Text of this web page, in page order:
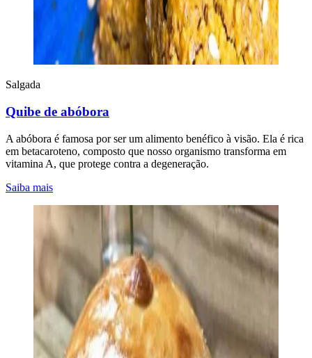
Salgada
Quibe de abóbora
A abóbora é famosa por ser um alimento benéfico à visão. Ela é rica
em betacaroteno, composto que nosso organismo transforma em
vitamina A, que protege contra a degeneração.
Saiba mais